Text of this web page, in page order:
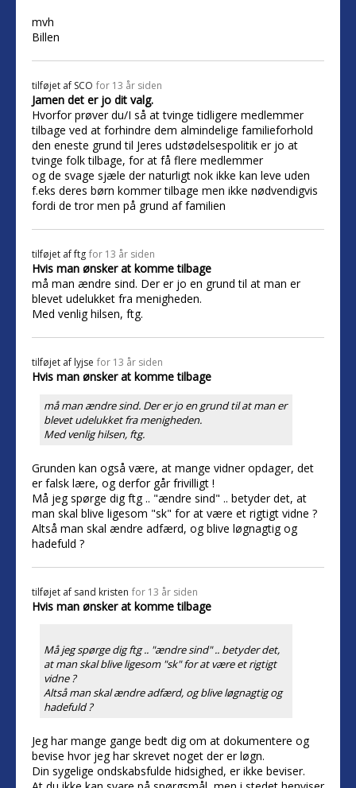
mvh
Billen
tilføjet af SCO for 13 år siden
Jamen det er jo dit valg.
Hvorfor prøver du/I så at tvinge tidligere medlemmer
tilbage ved at forhindre dem almindelige familieforhold
den eneste grund til Jeres udstødelsespolitik er jo at
tvinge folk tilbage, for at få flere medlemmer
og de svage sjæle der naturligt nok ikke kan leve uden
f.eks deres børn kommer tilbage men ikke nødvendigvis
fordi de tror men på grund af familien
tilføjet afftg for 13 år siden
Hvis man ønsker at komme tilbage
må man ændre sind. Der er jo en grund til at man er
blevet udelukket fra menigheden.
Med venlig hilsen, ftg.
tilføjet af lyjse for 13 år siden
Hvis man ønsker at komme tilbage
må man ændre sind. Der er jo en grund til at man er
blevet udelukket fra menigheden.
Med venlig hilsen, ftg.
Grunden kan også være, at mange vidner opdager, det
er falsk lære, og derfor går frivilligt !
Må jeg spørge dig ftg .. "ændre sind" .. betyder det, at
man skal blive ligesom "sk" for at være et rigtigt vidne ?
Altså man skal ændre adfærd, og blive løgnagtig og
hadefuld ?
tilføjet af sand kristen for 13 år siden
Hvis man ønsker at komme tilbage
Må jeg spørge dig ftg .. "ændre sind" .. betyder det,
at man skal blive ligesom "sk" for at være et rigtigt
vidne ?
Altså man skal ændre adfærd, og blive løgnagtig og
hadefuld ?
Jeg har mange gange bedt dig om at dokumentere og
bevise hvor jeg har skrevet noget der er løgn.
Din sygelige ondskabsfulde hidsighed, er ikke beviser.